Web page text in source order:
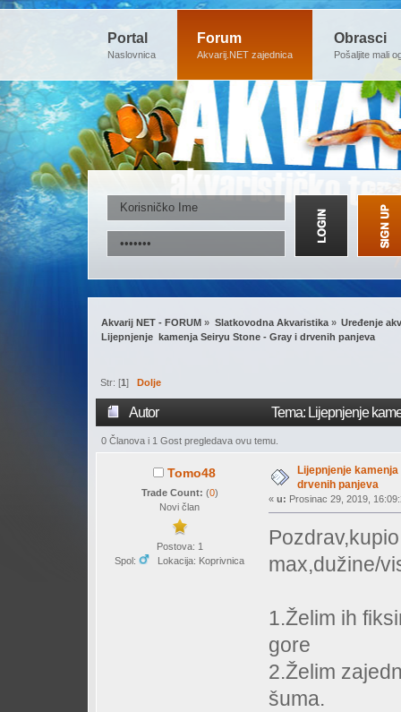
Portal
Naslovnica
Forum
Akvarij.NET zajednica
Obrasci
Pošaljite mali
Akvarij NET - FORUM » Slatkovodna Akvaristika» Uređenje
Lijepnjenje  kamenja Seiryu Stone - Gray i drvenih panjeva
Str: [1] Dolje
Autor Tema: Lijepnjenje
0 Članova i 1 Gost pregledava ovu temu.
Tomo48
Trade Count: (0)
Novi član
Postova: 1
Spol:
Lokacija: Koprivnica
Lijepnjenje
drvenih panjeva
« u: Prosinac 29, 2019,
max,dužine/
1.Želim ih
gore
2.Želim
šuma.